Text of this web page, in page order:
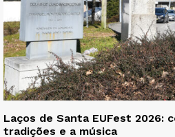
Laços de Santa EUFest 2026:
tradições e a música